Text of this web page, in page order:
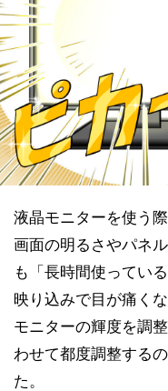
液晶モニターを使う
画面の明るさやパネ
も「長時間使ってい
映り込みで目が痛く
モニターの輝度を調
わせて都度調整する
た。